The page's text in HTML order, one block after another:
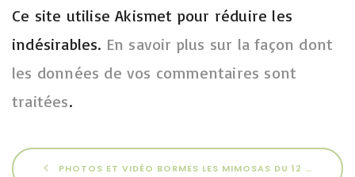
Ce site utilise Akismet pour réduire les
indésirables. En savoir plus sur la façon dont
les données de vos commentaires sont
traitées.
PHOTOS ET VIDÉO BORMES LES MIMOSAS DU 12 AU 16 MAI 2026